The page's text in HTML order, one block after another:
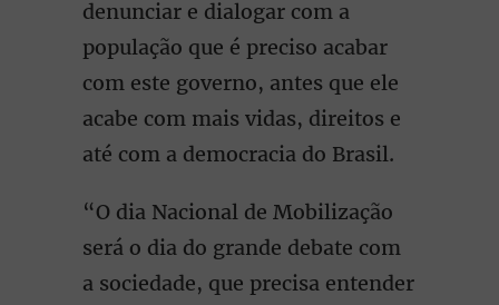
denunciar e dialogar com a
população que é preciso acabar
com este governo, antes que ele
acabe com mais vidas, direitos e
até com a democracia do Brasil.
“O dia Nacional de Mobilização
será o dia do grande debate com
a sociedade, que precisa entender